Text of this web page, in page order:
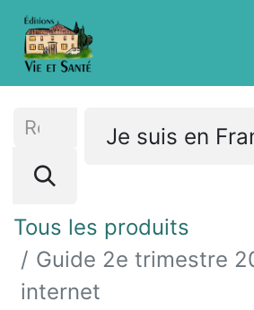
Je suis en
Tous les produits
Guide 2e trimestre
internet